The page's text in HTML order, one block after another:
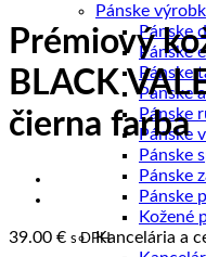
Pánske
Pánske
Pánske
Pánske
Pánske
Pánske
Pánske
Pánske
Pánske
Pánske
Kožené
Kancelária a
Prémiový
BLACK
čierna farba
39.00 € s DPH